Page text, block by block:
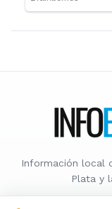
Información local
Plata y